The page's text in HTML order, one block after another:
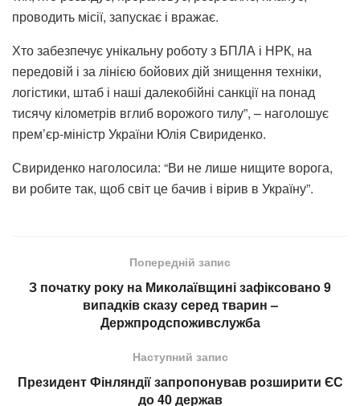
проводить місії, запускає і вражає.
Хто забезпечує унікальну роботу з БПЛА і НРК, на
передовій і за лінією бойових дій знищення техніки,
логістики, штаб і наші далекобійні санкції на понад
тисячу кілометрів вглиб ворожого тилу”, – наголошує
прем’єр-міністр України Юлія Свириденко.
Свириденко наголосила: “Ви не лише нищите ворога,
ви робите так, щоб світ це бачив і вірив в Україну”.
Попередній запис
З початку року на Миколаївщині зафіксовано 9
випадків сказу серед тварин –
Держпродспоживслужба
Наступний запис
​Президент Фінляндії запропонував розширити ЄС
до 40 держав